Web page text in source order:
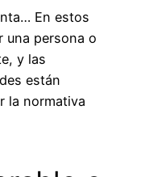
En estos
una persona o
y las
están
la normativa